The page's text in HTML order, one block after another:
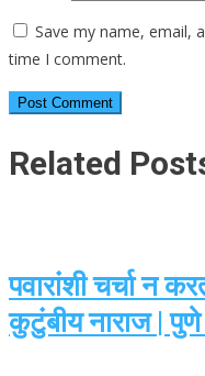
Save my name, email,
time I comment.
Related
पवारांशी चर्चा न
कुटुंबीय नाराज | पुणे